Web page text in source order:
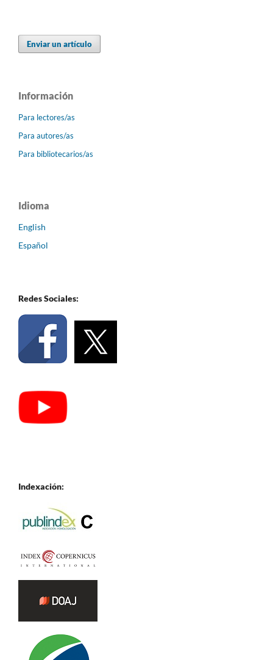
Enviar un artículo
Información
Para lectores/as
Para autores/as
Para bibliotecarios/as
Idioma
English
Español
Redes Sociales:
Indexación: